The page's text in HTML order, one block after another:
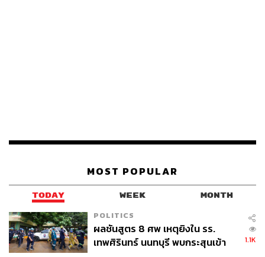
MOST POPULAR
TODAY WEEK MONTH
POLITICS
ผลชันสูตร 8 ศพ เหตุยิงใน รร.
เทพศิรินทร์ นนทบุรี พบกระสุนเข้า
1.1K